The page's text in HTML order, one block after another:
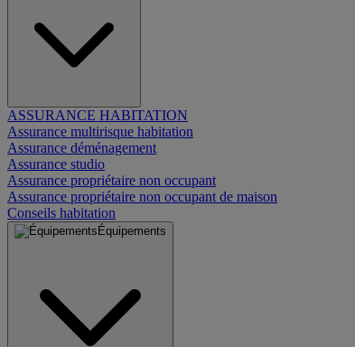
ASSURANCE HABITATION
Assurance multirisque habitation
Assurance déménagement
Assurance studio
Assurance propriétaire non occupant
Assurance propriétaire non occupant de maison
Conseils habitation
Équipements